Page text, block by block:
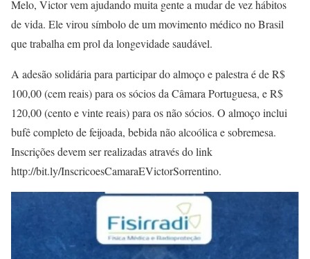
Melo, Victor vem ajudando muita gente a mudar de vez hábitos
de vida. Ele virou símbolo de um movimento médico no Brasil
que trabalha em prol da longevidade saudável.
A adesão solidária para participar do almoço e palestra é de R$
100,00 (cem reais) para os sócios da Câmara Portuguesa, e R$
120,00 (cento e vinte reais) para os não sócios. O almoço inclui
bufê completo de feijoada, bebida não alcoólica e sobremesa.
Inscrições devem ser realizadas através do link
http://bit.ly/InscricoesCamaraEVictorSorrentino.